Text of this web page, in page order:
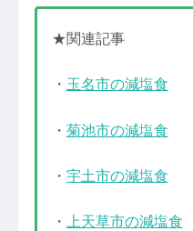
★関連記事
・ 玉名市の減塩食
・ 菊池市の減塩食
・ 宇土市の減塩食
・ 上天草市の減塩食